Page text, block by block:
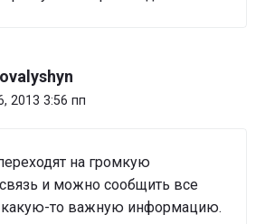
2013 3:56 пп
на громкую
и можно сообщить все
то важную информацию.